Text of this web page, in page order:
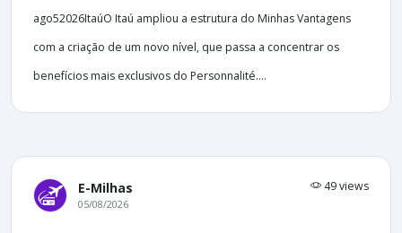
ago52026ItaúO Itaú ampliou a estrutura do Minhas Vantagens
com a criação de um novo nível, que passa a concentrar os
benefícios mais exclusivos do Personnalité....
E-Milhas 49 views
05/08/2026